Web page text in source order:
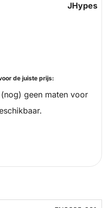
JHypes
de juiste prijs:
geen maten voor